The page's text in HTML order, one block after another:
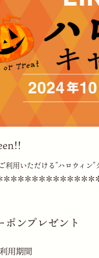
利用いただける"ハロウィン
ンプレゼント
用期間